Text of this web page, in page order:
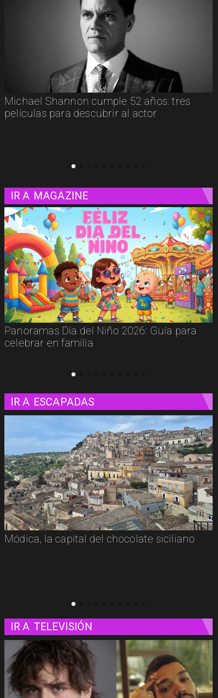
"El Día D: Bajo Presión": las 72 horas que
definieron el destino de la guerra
IR A MAGAZINE
Cinema Experience: el restaurante que
convierte las películas en una experiencia
IR A ESCAPADAS
De la tradición siciliana al picante
IR A TELEVISIÓN